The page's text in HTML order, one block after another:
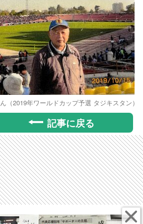
（2019年ワールドカップ予選 タジキスタン）
記事に戻る